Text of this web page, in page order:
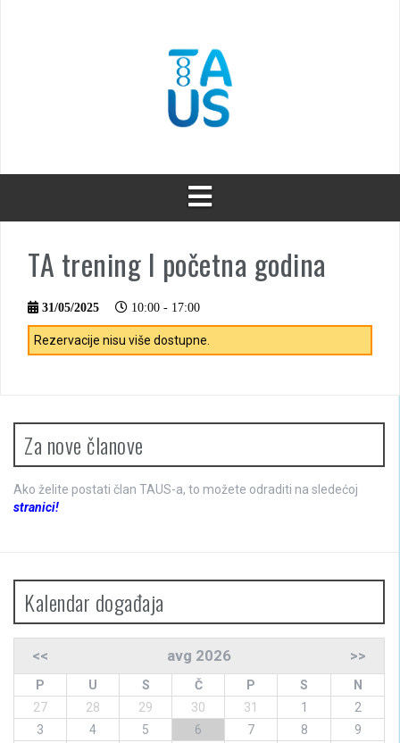
TA trening I početna godina
31/05/2025 10:00 - 17:00
Rezervacije nisu više dostupne.
Za nove članove
Ako želite postati član TAUS-a, to možete odraditi na sledećoj
stranici!
Kalendar događaja
<< avg 2026 >>
P U S Č P S
N
27
28 29 30 31 1
2
3
4 5 6 7 8
9